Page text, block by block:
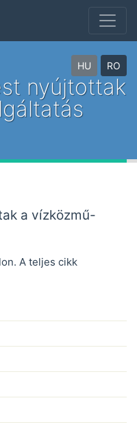
HU RO
nyújtottak
a vízközmű-
A teljes cikk